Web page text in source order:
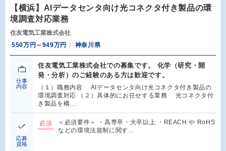
【横浜】AIデータセンタ向け光コネクタ付き製品の環
境調査対応業務
住友電気工業株式会社
550万円～949万円
神奈川県
仕事
内容
住友電気工業株式会社での募集です。 化学（研究・開
発・分析）のご経験のある方は歓迎です。
（１）職務内容 AIデータセンタ向け光コネクタ付き製品の
環境調査対応 （２）具体的にお任せする業務 光コネクタ付
き製品を構…
応募
資格
必須
＜必須要件＞ ・高専卒・大卒以上 ・REACH や RoHS
などの環境法規制に関す…